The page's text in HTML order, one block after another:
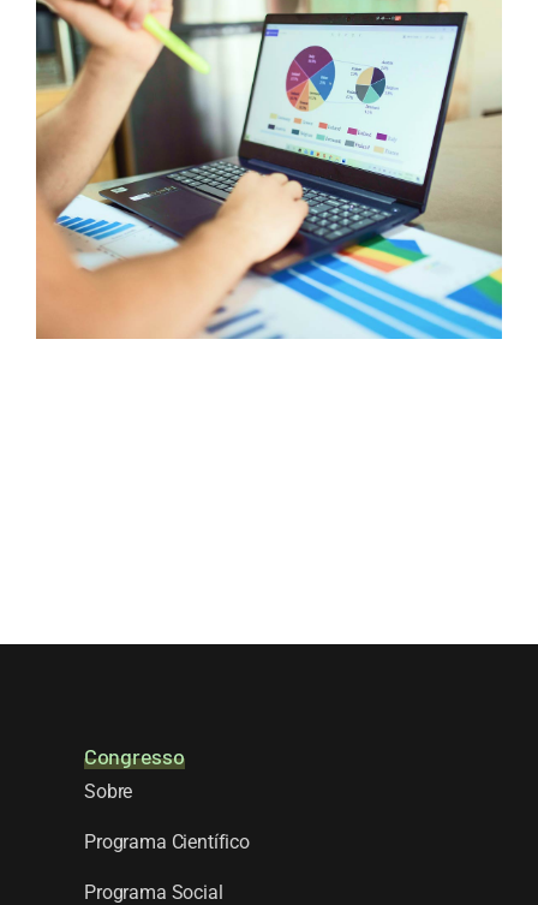
Congresso
Sobre
Programa Científico
Programa Social